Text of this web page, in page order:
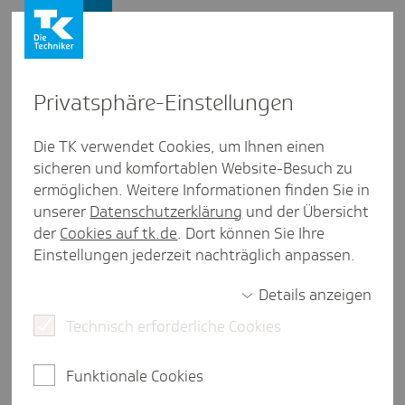
Gesund­heits­för­de­rung im
Unter­neh­men: Wo steht das
Bremer Leib­niz-Zentrum für
Marine Tropen­for­schung?
Inter­view aus Bremen
3 Minuten Lesezeit
Presse und Politik Gesunder Arbeitsplatz
Privat­sphäre-Einstel­lungen
Die TK verwendet Cookies, um Ihnen einen
sicheren und komfortablen Website-Besuch zu
ermöglichen. Weitere Informationen finden Sie in
unserer Datenschutzerklärung und der Übersicht
der Cookies auf tk.de. Dort können Sie Ihre
Einstellungen jederzeit nachträglich anpassen.
Details anzeigen
Technisch erforderliche Cookies
Funktionale Cookies